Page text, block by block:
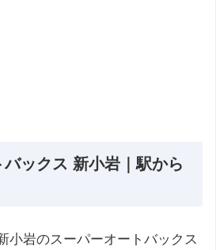
ックス 新小岩｜駅から
小岩のスーパーオートバックス